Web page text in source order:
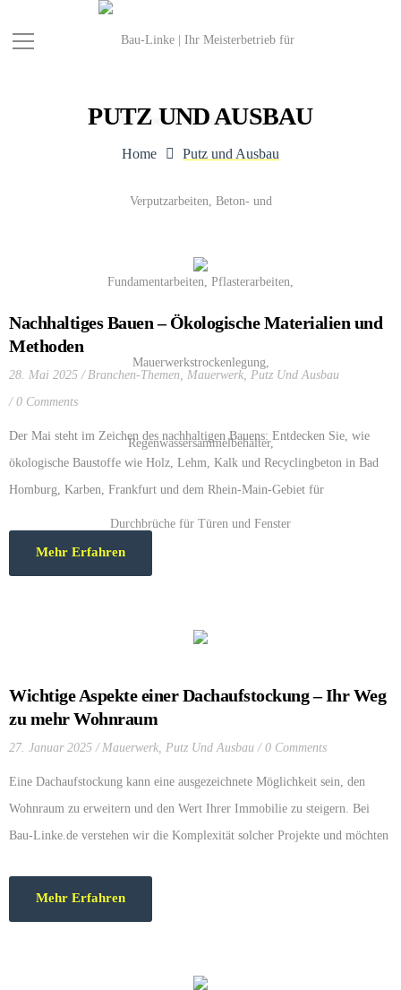
PUTZ UND AUSBAU
Home Putz und Ausbau
Nachhaltiges Bauen – Ökologische Materialien und
Methoden
28. Mai 2025 Branchen-Themen, Mauerwerk, Putz Und Ausbau
0 Comments
Der Mai steht im Zeichen des nachhaltigen Bauens: Entdecken Sie, wie
ökologische Baustoffe wie Holz, Lehm, Kalk und Recyclingbeton in Bad
Homburg, Karben, Frankfurt und dem Rhein-Main-Gebiet für
zukunftssicheres, energieeffizientes Bauen sorgen. Jetzt mehr erfahren bei
Mehr Erfahren
Wichtige Aspekte einer Dachaufstockung – Ihr Weg
zu mehr Wohnraum
27. Januar 2025 Mauerwerk, Putz Und Ausbau 0 Comments
Eine Dachaufstockung kann eine ausgezeichnete Möglichkeit sein, den
Wohnraum zu erweitern und den Wert Ihrer Immobilie zu steigern. Bei
Bau-Linke.de verstehen wir die Komplexität solcher Projekte und möchten
Mehr Erfahren